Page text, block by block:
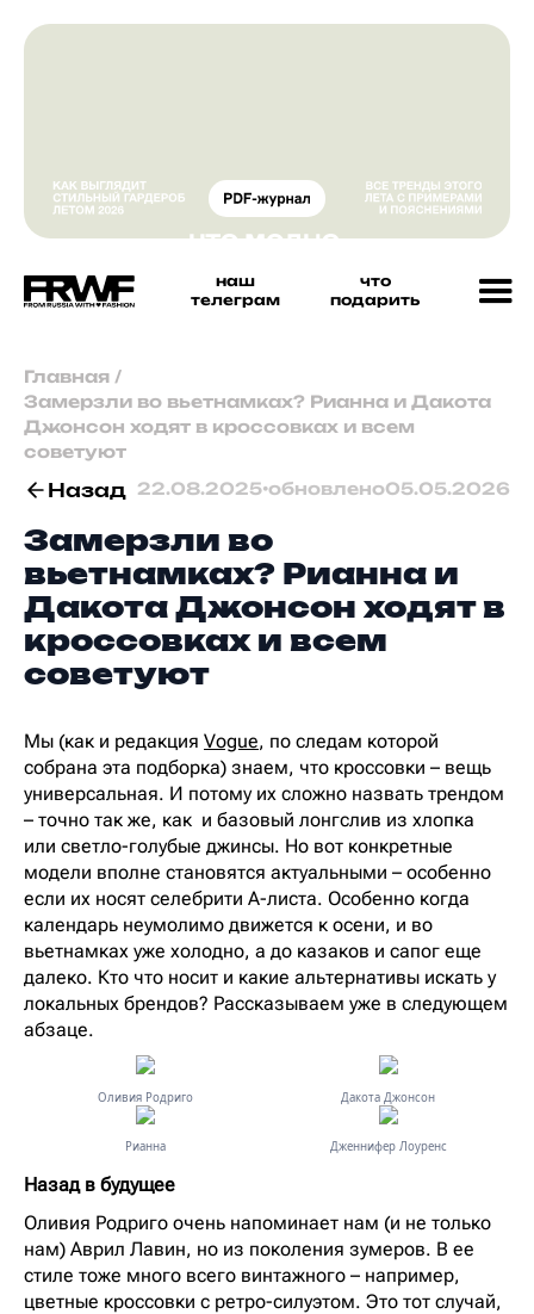
наш
телеграм
что
подарить
Главная /
Замерзли во вьетнамках? Рианна и Дакота
Джонсон ходят в кроссовках и всем
советуют
Назад 22.08.2025•обновлено05.05.2026
Замерзли во
вьетнамках? Рианна и
Дакота Джонсон ходят в
кроссовках и всем
советуют
Мы (как и редакция Vogue, по следам которой
собрана эта подборка) знаем, что кроссовки – вещь
универсальная. И потому их сложно назвать трендом
– точно так же, как и базовый лонгслив из хлопка
или светло-голубые джинсы. Но вот конкретные
модели вполне становятся актуальными – особенно
если их носят селебрити А-листа. Особенно когда
календарь неумолимо движется к осени, и во
вьетнамках уже холодно, а до казаков и сапог еще
далеко. Кто что носит и какие альтернативы искать у
локальных брендов? Рассказываем уже в следующем
абзаце.
Оливия Родриго Дакота Джонсон
Рианна Дженнифер Лоуренс
Назад в будущее
Оливия Родриго очень напоминает нам (и не только
нам) Аврил Лавин, но из поколения зумеров. В ее
стиле тоже много всего винтажного – например,
цветные кроссовки с ретро-силуэтом. Это тот случай,